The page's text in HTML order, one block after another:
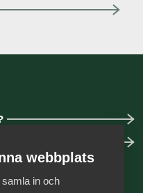
webbplats
in och